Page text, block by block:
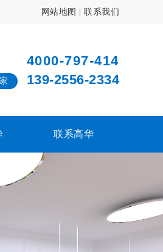
网站地图 联系我们
4000-797-414
139-2556-2334
联系高华